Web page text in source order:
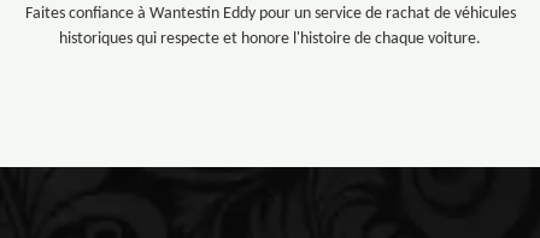
Faites confiance à Wantestin Eddy pour un service de rachat de véhicules
historiques qui respecte et honore l'histoire de chaque voiture.